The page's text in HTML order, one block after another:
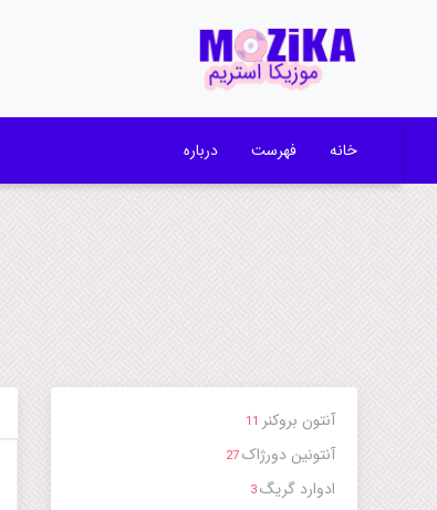
خانه فهرست درباره
آنتون بروکنر
آنتونین دورژاک
ادوارد گریگ